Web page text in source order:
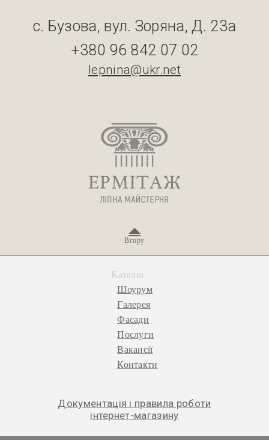
с. Бузова, вул. Зоряна, Д. 23а
+380 96 842 07 02
lepnina@ukr.net
Вгору
Каталог
Шоурум
Галерея
Фасади
Послуги
Вакансії
Контакти
Документація і правила роботи
інтернет-магазину